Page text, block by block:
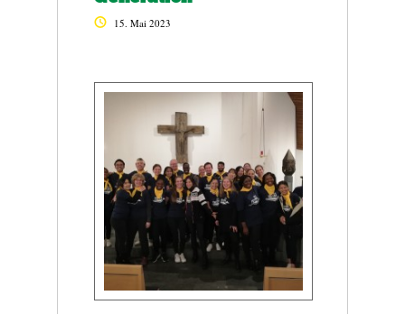
15. Mai 2023